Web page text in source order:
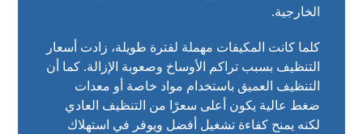
الخارجية.
كلما كانت المكيفات مهملة لفترة طويلة، زادت أسعار
التنظيف بسبب تراكم الأوساخ وصعوبة الإزالة. كما أن
التنظيف العميق باستخدام مواد خاصة أو معدات
ضغط عالية يكون أعلى سعرًا من التنظيف العادي
لكنه يمنح كفاءة تشغيل أفضل ويوفر في استهلاك